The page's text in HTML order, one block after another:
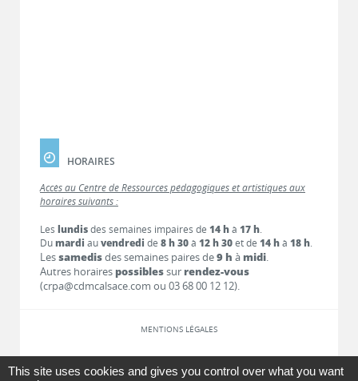
HORAIRES
Accès au Centre de Ressources pédagogiques et artistiques aux
horaires suivants :
Les lundisdes semaines impaires de 14 hà 17 h.
Dumardi auvendredi de 8 h 30à 12 h 30et de 14 hà 18 h.
Lessamedisdes semaines paires de9 h à midi.
Autres horaires possiblessur rendez-vous
(crpa@cdmcalsace.com ou 03 68 00 12 12).
MENTIONS LÉGALES
LIENS
This site uses cookies and gives you control over what you want